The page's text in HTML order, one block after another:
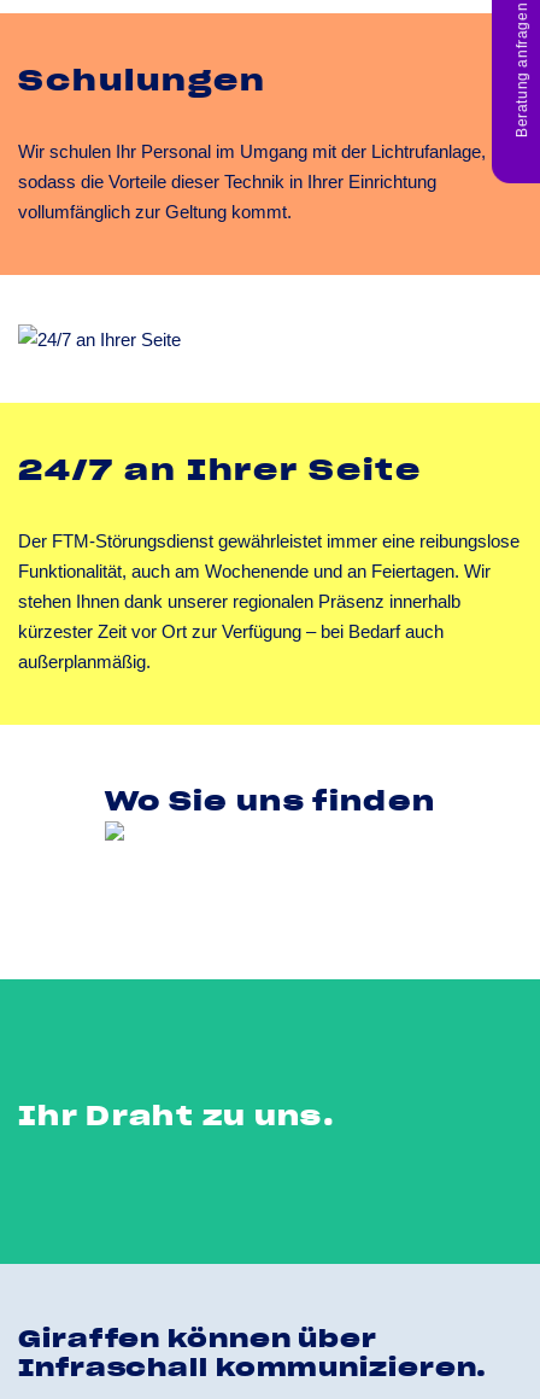
Beratung anfragen
Schulungen
Wir schulen Ihr Personal im Umgang mit der Lichtrufanlage,
sodass die Vorteile dieser Technik in Ihrer Einrichtung
vollumfänglich zur Geltung kommt.
24/7 an Ihrer Seite
Der FTM-Störungsdienst gewährleistet immer eine reibungslose
Funktionalität, auch am Wochenende und an Feiertagen. Wir
stehen Ihnen dank unserer regionalen Präsenz innerhalb
kürzester Zeit vor Ort zur Verfügung – bei Bedarf auch
außerplanmäßig.
Wo Sie uns finden
Ihr Draht zu uns.
Giraffen können über
Infraschall kommunizieren.